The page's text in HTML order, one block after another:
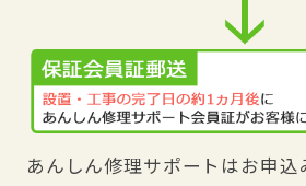
あんしん修理サポートはお申込